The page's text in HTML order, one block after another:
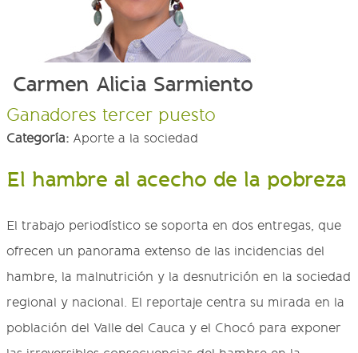
Carmen Alicia Sarmiento
Ganadores tercer puesto
Categoría: Aporte a la sociedad
El hambre al acecho de la pobreza
El trabajo periodístico se soporta en dos entregas, que
ofrecen un panorama extenso de las incidencias del
hambre, la malnutrición y la desnutrición en la sociedad
regional y nacional. El reportaje centra su mirada en la
población del Valle del Cauca y el Chocó para exponer